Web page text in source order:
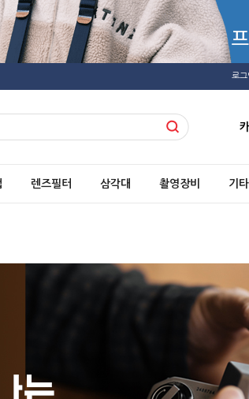
로그
렌즈필터 삼각대 촬영장비 기